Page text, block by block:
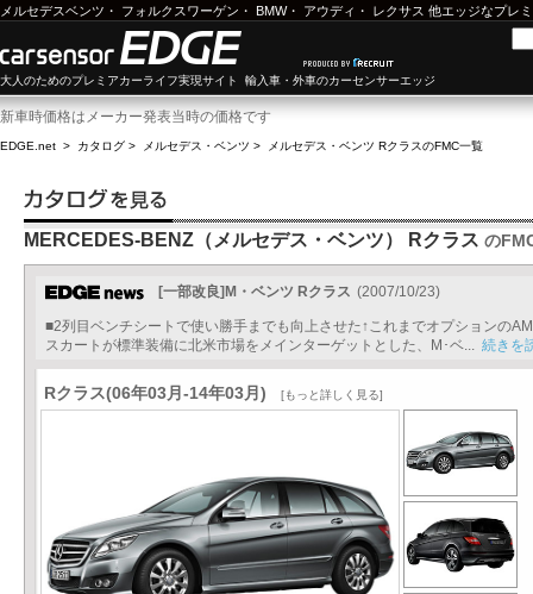
メルセデスベンツ ・ フォルクスワーゲン ・ BMW・ アウディ ・ レクサス 他エッジなプレ
大人のためのプレミアカーライフ実現サイト 輸入車・外車のカーセンサーエッジ
新車時価格はメーカー発表当時の価格です
EDGE.net > カタログ > メルセデス・ベンツ > メルセデス・ベンツ RクラスのFMC一覧
MERCEDES-BENZ（メルセデス・ベンツ） Rクラス の
[一部改良]M・ベンツ Rクラス (2007/10/23)
■2列目ベンチシートで使い勝手までも向上させた↑これまでオプションの
スカートが標準装備に北米市場をメインターゲットとした、M･ベ... 続きを
Rクラス(06年03月-14年03月) [もっと詳しく見る]